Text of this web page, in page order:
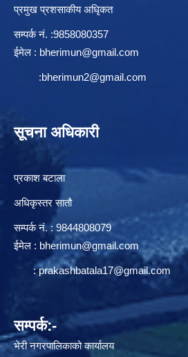
प्रमुख प्रशसाकीय अधिृकत
सम्पर्क न‌ं. :9858080357
ईमेल : bherimun@gmail.com
:bherimun2@gmail.com
सूचना अधिकारी
प्रकाश बटाला
अधिकृस्तर सातौ
सम्पर्क न‌ं. : 9844808079
ईमेल : bherimun@gmail.com
:prakashbatala17@gmail.com
सम्पर्क:-
भेरी नगरपालिकाको कार्यालय